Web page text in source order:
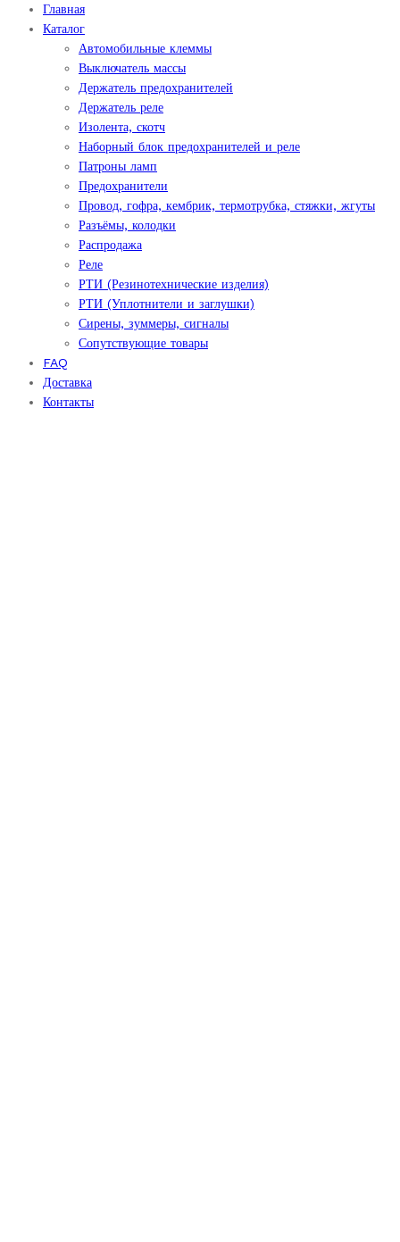
Главная
Каталог
Автомобильные клеммы
Выключатель массы
Держатель предохранителей
Держатель реле
Изолента, скотч
Наборный блок предохранителей и реле
Патроны ламп
Предохранители
Провод, гофра, кембрик, термотрубка, стяжки, жгуты
Разъёмы, колодки
Распродажа
Реле
РТИ (Резинотехнические изделия)
РТИ (Уплотнители и заглушки)
Сирены, зуммеры, сигналы
Сопутствующие товары
FAQ
Доставка
Контакты